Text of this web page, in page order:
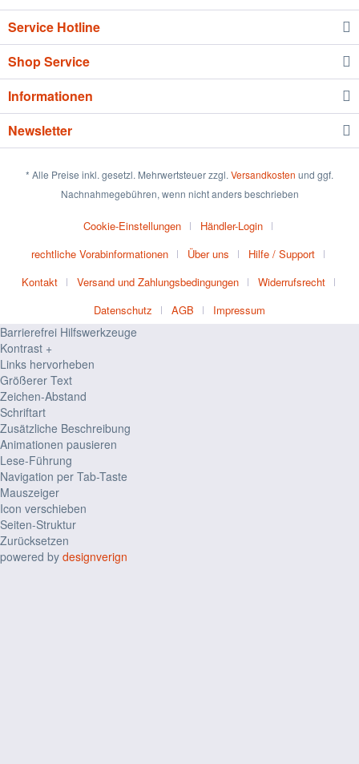
Service Hotline
Shop Service
Informationen
Newsletter
* Alle Preise inkl. gesetzl. Mehrwertsteuer zzgl. Versandkosten und ggf.
Nachnahmegebühren, wenn nicht anders beschrieben
Cookie-Einstellungen
Händler-Login
rechtliche Vorabinformationen
Über uns
Hilfe / Support
Kontakt
Versand und Zahlungsbedingungen
Widerrufsrecht
Datenschutz
AGB Impressum
Barrierefrei Hilfswerkzeuge
Kontrast +
Links hervorheben
Größerer Text
Zeichen-Abstand
Schriftart
Zusätzliche Beschreibung
Animationen pausieren
Lese-Führung
Navigation per Tab-Taste
Mauszeiger
Icon verschieben
Seiten-Struktur
Zurücksetzen
powered by designverign